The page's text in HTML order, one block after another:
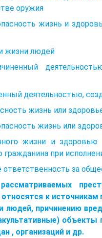
оружия
жизнь и
жизни людей
деятельностью,
жизнь или
жизнь или
жизни и
при
за
к
людей, причинению
объекты
, организаций и др.